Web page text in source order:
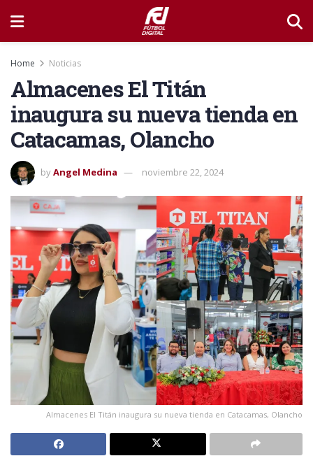
Home Noticias
Almacenes El Titán
inaugura su nueva tienda en
Catacamas, Olancho
byAngel Medina noviembre 22, 2024
Almacenes El Titán inaugura su nueva tienda en Catacamas, Olancho